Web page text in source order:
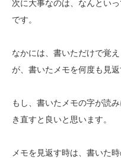
次に大事なのは、なんとい
です。
なかには、書いただけで覚
が、書いたメモを何度も見
もし、書いたメモの字が読
き直すと良いと思います。
メモを見返す時は、書いた